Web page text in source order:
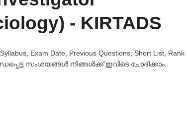
- KIRTADS
Exam Date, Previous Questions, Short List, Rank
സംശയങ്ങൾ നിങ്ങൾക്ക് ഇവിടെ ചോദിക്കാം.